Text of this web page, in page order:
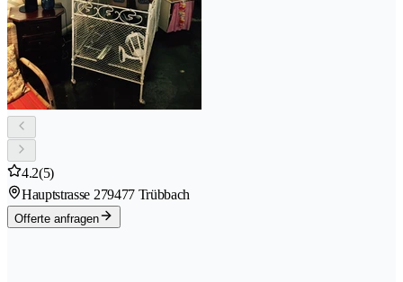
4.2(5)
Hauptstrasse 279477 Trübbach
Offerte anfragen